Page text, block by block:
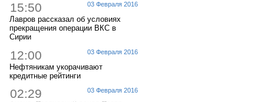
03 Февраля 2016
15:50
Лавров рассказал об условиях
прекращения операции ВКС в
Сирии
03 Февраля 2016
12:00
Нефтяникам укорачивают
кредитные рейтинги
03 Февраля 2016
02:29